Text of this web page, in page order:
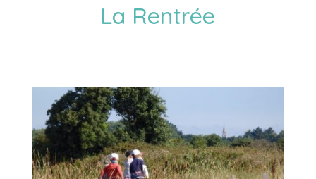
La Rentrée